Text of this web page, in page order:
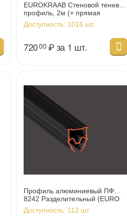
EUROKRAAB Стеновой теневой
профиль, 2м (+ прямая
пластина EUROKRAAB)
Доступность: 1016 шт.
72000 ₽за 1 шт.
Профиль алюминиевый ПФ
8242 Разделительный (EURO
04), 2м (50м/уп)
Доступность: 112 шт.